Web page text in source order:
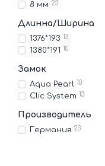
8 мм 23
Длинна/Ширина
1376*193 13
1380*191 10
Замок
Aqua Pearl 10
Clic System 13
Производитель
Германия 23